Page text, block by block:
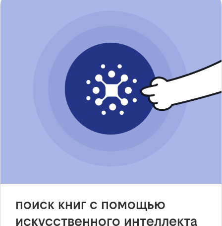
поиск книг с помощью
искусственного интеллекта